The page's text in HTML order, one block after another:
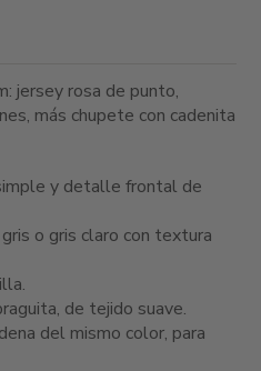
jersey rosa de punto,
más chupete con cadenita
y detalle frontal de
o gris claro con textura
de tejido suave.
del mismo color, para